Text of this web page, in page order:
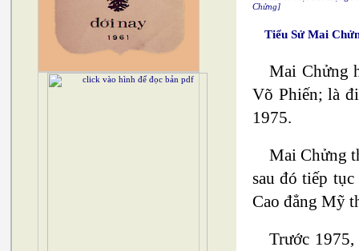
Chửng]
Tiểu Sử Mai
Mai Chửng
Võ Phiến; là
1975.
Mai Chửng
sau đó tiếp
Cao đẳng Mỹ
Trước